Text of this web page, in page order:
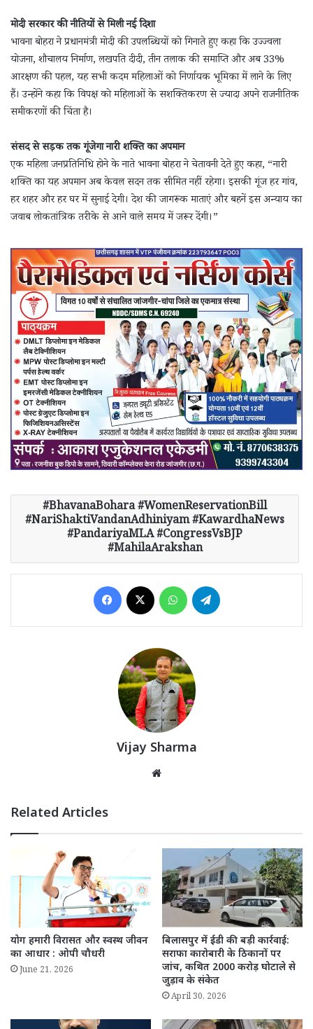
मोदी सरकार की नीतियों से मिली नई दिशा
भावना बोहरा ने प्रधानमंत्री मोदी की उपलब्धियों को गिनाते हुए कहा कि उज्ज्वला
योजना, शौचालय निर्माण, लखपति दीदी, तीन तलाक की समाप्ति और अब 33%
आरक्षण की पहल, यह सभी कदम महिलाओं को निर्णायक भूमिका में लाने के लिए
हैं। उन्होंने कहा कि विपक्ष को महिलाओं के सशक्तिकरण से ज्यादा अपने राजनीतिक
समीकरणों की चिंता है।
संसद से सड़क तक गूंजेगा नारी शक्ति का अपमान
एक महिला जनप्रतिनिधि होने के नाते भावना बोहरा ने चेतावनी देते हुए कहा, “नारी
शक्ति का यह अपमान अब केवल सदन तक सीमित नहीं रहेगा। इसकी गूंज हर गांव,
हर शहर और हर घर में सुनाई देगी। देश की जागरूक माताएं और बहनें इस अन्याय का
जवाब लोकतांत्रिक तरीके से आने वाले समय में जरूर देंगी।”
BhavanaBohara #WomenReservationBill
#NariShaktiVandanAdhiniyam #KawardhaNews
#PandariyaMLA #CongressVsBJP
#MahilaArakshan
Facebook WhatsApp
Vijay Sharma
Related Articles
योग हमारी विरासत और स्वस्थ जीवन
का आधार : ओपी चौधरी
June 21, 2026
बिलासपुर में ईडी की बड़ी कार्रवाई:
सराफा कारोबारी के ठिकानों पर
जांच, कथित 2000 करोड़ घोटाले से
जुड़ाव के संकेत
April 30, 2026